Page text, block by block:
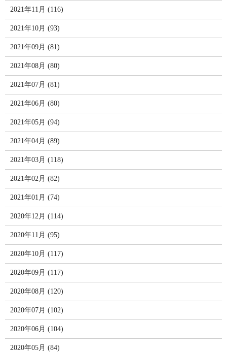
2021年11月 (116)
2021年10月 (93)
2021年09月 (81)
2021年08月 (80)
2021年07月 (81)
2021年06月 (80)
2021年05月 (94)
2021年04月 (89)
2021年03月 (118)
2021年02月 (82)
2021年01月 (74)
2020年12月 (114)
2020年11月 (95)
2020年10月 (117)
2020年09月 (117)
2020年08月 (120)
2020年07月 (102)
2020年06月 (104)
2020年05月 (84)